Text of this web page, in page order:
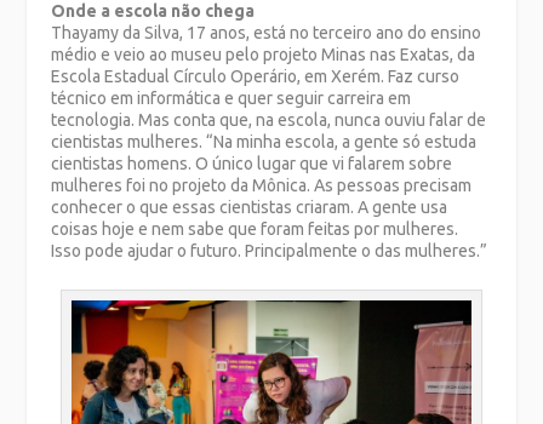
Onde a escola não chega
Thayamy da Silva, 17 anos, está no terceiro ano do ensino
médio e veio ao museu pelo projeto Minas nas Exatas, da
Escola Estadual Círculo Operário, em Xerém. Faz curso
técnico em informática e quer seguir carreira em
tecnologia. Mas conta que, na escola, nunca ouviu falar de
cientistas mulheres. “Na minha escola, a gente só estuda
cientistas homens. O único lugar que vi falarem sobre
mulheres foi no projeto da Mônica. As pessoas precisam
conhecer o que essas cientistas criaram. A gente usa
coisas hoje e nem sabe que foram feitas por mulheres.
Isso pode ajudar o futuro. Principalmente o das mulheres.”